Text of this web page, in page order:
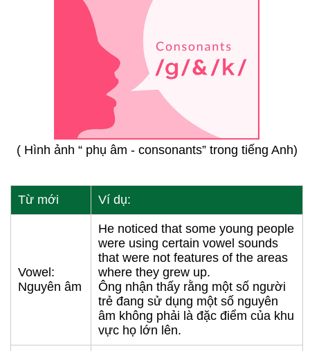
( Hình ảnh “ phụ âm - consonants” trong tiếng Anh)
Từ mới Ví dụ:
Vowel:
Nguyên âm
He noticed that some young people
were using certain vowel sounds
that were not features of the areas
where they grew up.
Ông nhận thấy rằng một số người
trẻ đang sử dụng một số nguyên
âm không phải là đặc điểm của khu
vực họ lớn lên.